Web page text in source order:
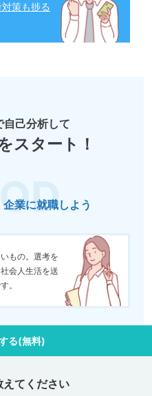
策も捗る
己分析して
スタート！
業に就職しよう
もの。選考を
会人生活を送
。
る(無料)
てください